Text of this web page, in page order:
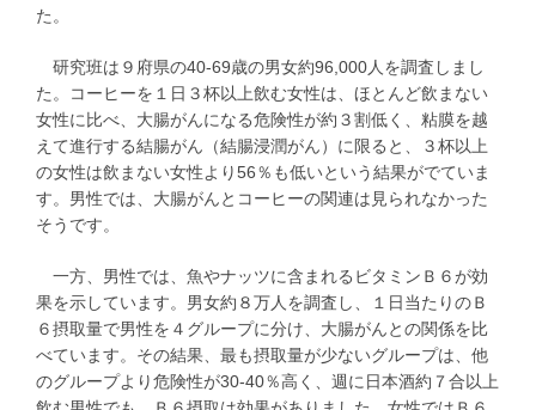
た。
研究班は９府県の40-69歳の男女約96,000人を調査しまし
た。コーヒーを１日３杯以上飲む女性は、ほとんど飲まない
女性に比べ、大腸がんになる危険性が約３割低く、粘膜を越
えて進行する結腸がん（結腸浸潤がん）に限ると、３杯以上
の女性は飲まない女性より56％も低いという結果がでていま
す。男性では、大腸がんとコーヒーの関連は見られなかった
そうです。
一方、男性では、魚やナッツに含まれるビタミンＢ６が効
果を示しています。男女約８万人を調査し、１日当たりのＢ
６摂取量で男性を４グループに分け、大腸がんとの関係を比
べています。その結果、最も摂取量が少ないグループは、他
のグループより危険性が30-40％高く、週に日本酒約７合以上